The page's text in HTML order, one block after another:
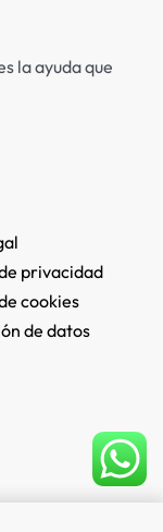
la ayuda que
privacidad
cookies
de datos